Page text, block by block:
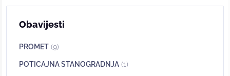
Obavijesti
PROMET (9)
POTICAJNA STANOGRADNJA (1)